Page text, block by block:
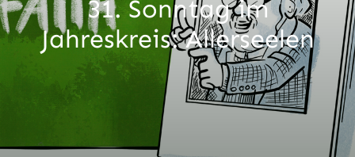
Aktion
Veröffentlichungen
31. Sonntag im
Jahreskreis: Allerseelen